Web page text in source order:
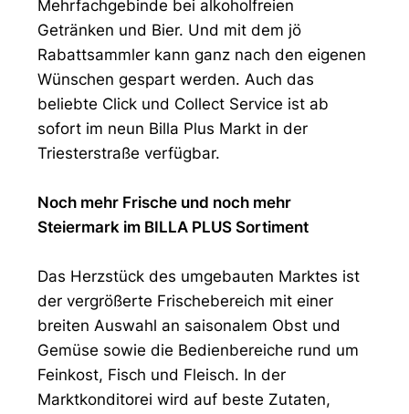
Mehrfachgebinde bei alkoholfreien
Getränken und Bier. Und mit dem jö
Rabattsammler kann ganz nach den eigenen
Wünschen gespart werden. Auch das
beliebte Click und Collect Service ist ab
sofort im neun Billa Plus Markt in der
Triesterstraße verfügbar.
Noch mehr Frische und noch mehr
Steiermark im BILLA PLUS Sortiment
Das Herzstück des umgebauten Marktes ist
der vergrößerte Frischebereich mit einer
breiten Auswahl an saisonalem Obst und
Gemüse sowie die Bedienbereiche rund um
Feinkost, Fisch und Fleisch. In der
Marktkonditorei wird auf beste Zutaten,